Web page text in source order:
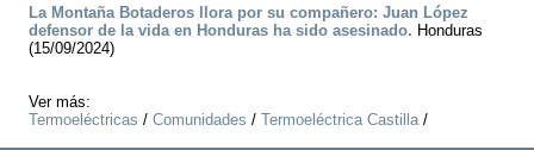
La Montaña Botaderos llora por su compañero: Juan López
defensor de la vida en Honduras ha sido asesinado. Honduras
(15/09/2024)
Ver más:
Termoeléctricas / Comunidades / Termoeléctrica Castilla/